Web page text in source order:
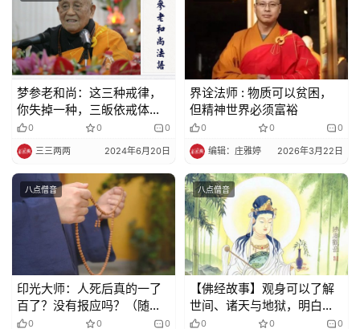
梦参老和尚：这三种戒律，
你失掉一种，三皈依戒体失
掉了，就等于破了戒
0 0 0
三三两两 2024年6月20日
界诠法师 : 物质可以贫困，
但精神世界必须富裕
0 0 0
编辑：庄雅婷 2026年3月22日
八点僧音
印光大师：人死后真的一了
百了？没有报应吗？（随喜
转发）
0 0 0
八点僧音
【佛经故事】观身可以了解
世间、诸天与地狱，明白奥
妙的佛法
0 0 0